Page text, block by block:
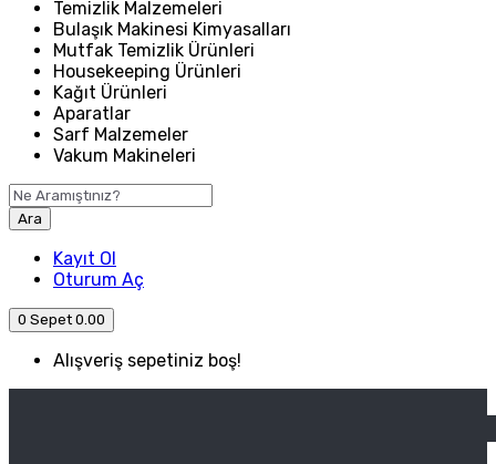
Temizlik Malzemeleri
Bulaşık Makinesi Kimyasalları
Mutfak Temizlik Ürünleri
Housekeeping Ürünleri
Kağıt Ürünleri
Aparatlar
Sarf Malzemeler
Vakum Makineleri
Ara
Kayıt Ol
Oturum Aç
0 Sepet 0.00
Alışveriş sepetiniz boş!